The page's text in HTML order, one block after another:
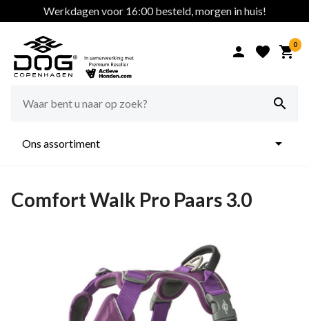
Werkdagen voor 16:00 besteld, morgen in huis!
  0

Ons assortiment 
Comfort Walk Pro Paars 3.0